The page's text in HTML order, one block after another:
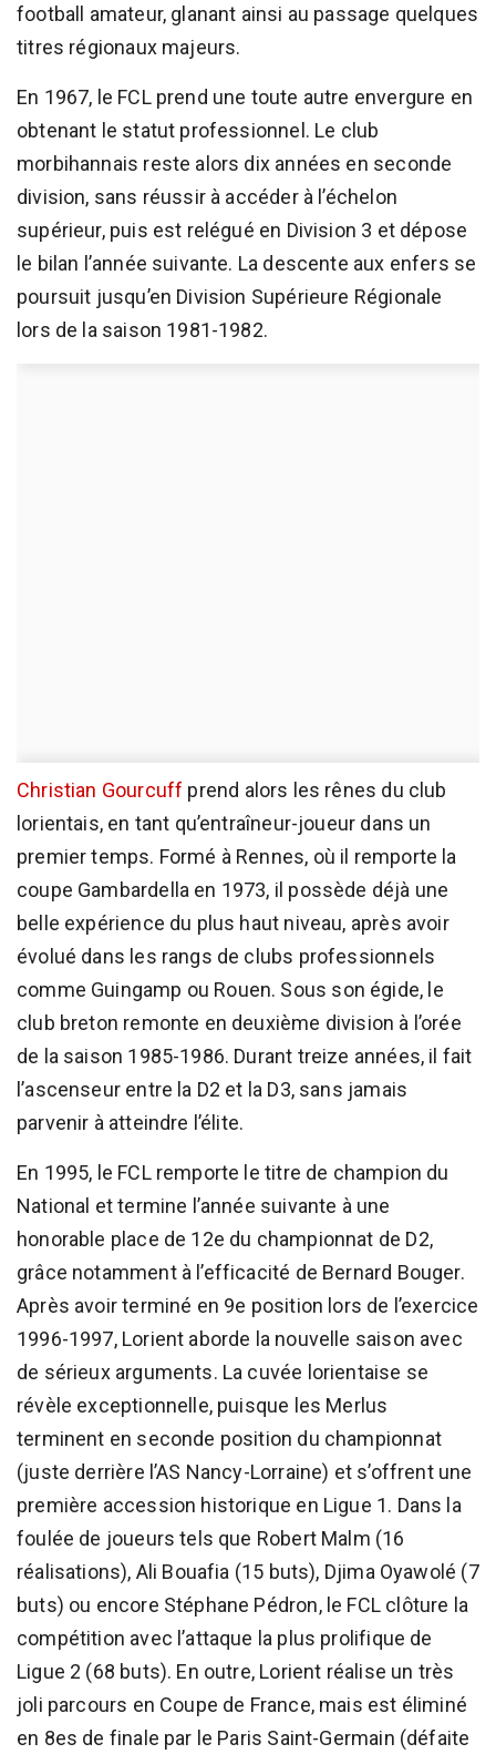
football amateur, glanant ainsi au passage quelques
titres régionaux majeurs.
En 1967, le FCL prend une toute autre envergure en
obtenant le statut professionnel. Le club
morbihannais reste alors dix années en seconde
division, sans réussir à accéder à l’échelon
supérieur, puis est relégué en Division 3 et dépose
le bilan l’année suivante. La descente aux enfers se
poursuit jusqu’en Division Supérieure Régionale
lors de la saison 1981-1982.
Christian Gourcuff prend alors les rênes du club
lorientais, en tant qu’entraîneur-joueur dans un
premier temps. Formé à Rennes, où il remporte la
coupe Gambardella en 1973, il possède déjà une
belle expérience du plus haut niveau, après avoir
évolué dans les rangs de clubs professionnels
comme Guingamp ou Rouen. Sous son égide, le
club breton remonte en deuxième division à l’orée
de la saison 1985-1986. Durant treize années, il fait
l’ascenseur entre la D2 et la D3, sans jamais
parvenir à atteindre l’élite.
En 1995, le FCL remporte le titre de champion du
National et termine l’année suivante à une
honorable place de 12e du championnat de D2,
grâce notamment à l’efficacité de Bernard Bouger.
Après avoir terminé en 9e position lors de l’exercice
1996-1997, Lorient aborde la nouvelle saison avec
de sérieux arguments. La cuvée lorientaise se
révèle exceptionnelle, puisque les Merlus
terminent en seconde position du championnat
(juste derrière l’AS Nancy-Lorraine) et s’offrent une
première accession historique en Ligue 1. Dans la
foulée de joueurs tels que Robert Malm (16
réalisations), Ali Bouafia (15 buts), Djima Oyawolé (7
buts) ou encore Stéphane Pédron, le FCL clôture la
compétition avec l’attaque la plus prolifique de
Ligue 2 (68 buts). En outre, Lorient réalise un très
joli parcours en Coupe de France, mais est éliminé
en 8es de finale par le Paris Saint-Germain (défaite